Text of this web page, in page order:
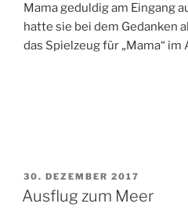
Mama geduldig am Eingang
hatte sie bei dem Gedanken
das Spielzeug für „Mama“
VERÖFFENTLICHT
AM
30. DEZEMBER 2017
Ausflug zum Meer